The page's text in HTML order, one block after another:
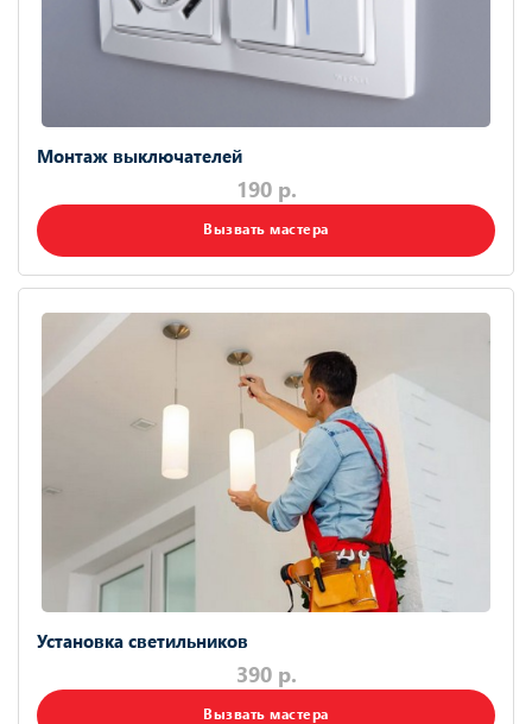
Монтаж выключателей
190 р.
Вызвать мастера
Установка светильников
390 р.
Вызвать мастера